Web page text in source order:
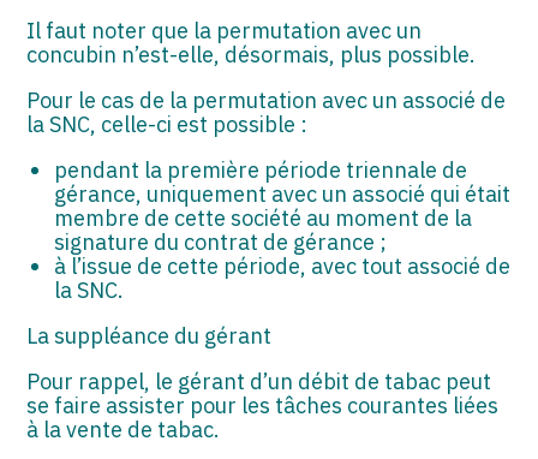
Il faut noter que la permutation avec un
concubin n’est-elle, désormais, plus possible.
Pour le cas de la permutation avec un associé de
la SNC, celle-ci est possible :
pendant la première période triennale de
gérance, uniquement avec un associé qui était
membre de cette société au moment de la
signature du contrat de gérance ;
à l’issue de cette période, avec tout associé de
la SNC.
La suppléance du gérant
Pour rappel, le gérant d’un débit de tabac peut
se faire assister pour les tâches courantes liées
à la vente de tabac.